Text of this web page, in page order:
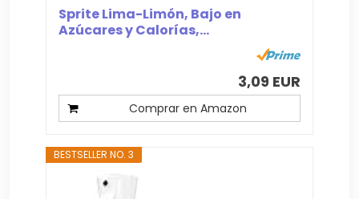
Sprite Lima-Limón, Bajo en
Azúcares y Calorías,...
3,09 EUR
Comprar en Amazon
BESTSELLER NO. 3